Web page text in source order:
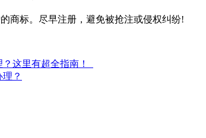
商标。尽早注册，避免被抢注或侵权纠纷!
这里有超全指南！
？